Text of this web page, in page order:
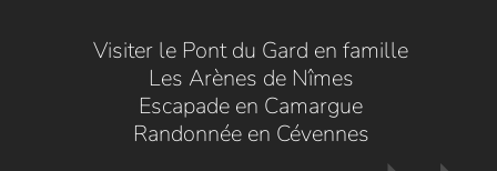
Visiter le Pont du Gard en famille
Les Arènes de Nîmes
Escapade en Camargue
Randonnée en Cévennes